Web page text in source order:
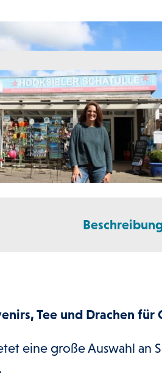
Tee und Drachen für
eine große Auswahl an